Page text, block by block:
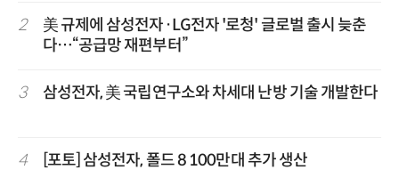
2
美 규제에 삼성전자·LG전자 '로청' 글로벌 출시 늦춘
다…“공급망 재편부터”
3 삼성전자, 美 국립연구소와 차세대 난방 기술 개발한다
4 [포토] 삼성전자, 폴드 8 100만대 추가 생산